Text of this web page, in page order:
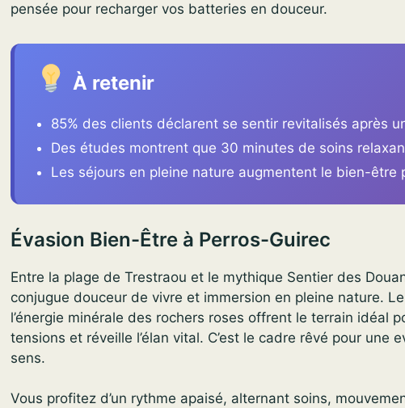
pensée pour recharger vos batteries en douceur.
À retenir
85% des clients déclarent se sentir revitalisés après
Des études montrent que 30 minutes de soins
Les séjours en pleine nature augmentent le bien-être
Évasion Bien-Être à Perros-Guirec
Entre la plage de Trestraou et le mythique Sentier des
conjugue douceur de vivre et immersion en pleine nature.
l’énergie minérale des rochers roses offrent le terrain idéal
tensions et réveille l’élan vital. C’est le cadre rêvé pour une
sens.
Vous profitez d’un rythme apaisé, alternant soins,